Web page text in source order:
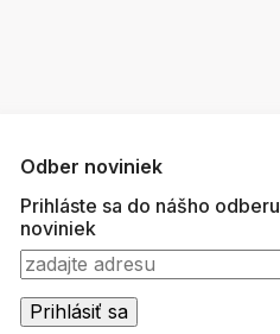
Odber noviniek
Prihláste sa do nášho odberu
noviniek